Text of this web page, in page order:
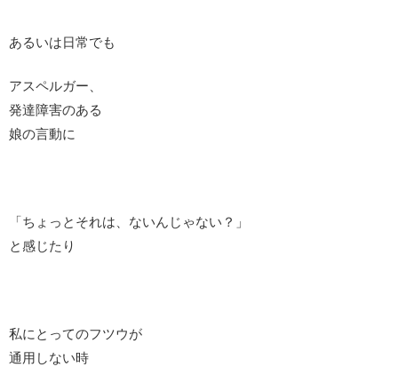
あるいは日常でも
アスペルガー、
発達障害のある
娘の言動に
「ちょっとそれは、ないんじゃない？」
と感じたり
私にとってのフツウが
通用しない時